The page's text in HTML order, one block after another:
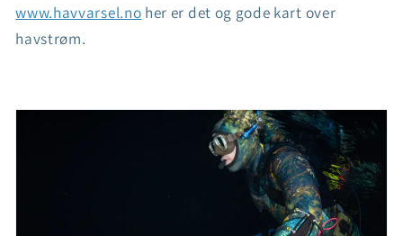
www.havvarsel.no her er det og gode kart over
havstrøm.